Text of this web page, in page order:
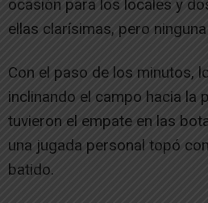
ocasión para los locales y
ellas clarísimas, pero
Con el paso de los minutos,
inclinando el campo hacia la
tuvieron el empate en las
una jugada personal topó
batido.